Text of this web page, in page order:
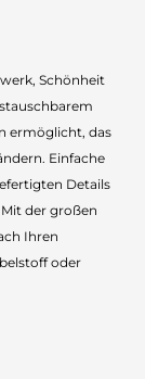
Schönheit
ermöglicht, das
Einfache
Details
der großen
Ihren
oder